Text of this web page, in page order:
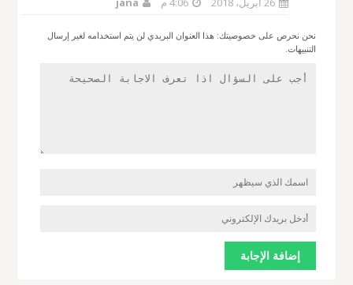
نحن نحرص على خصوصيتك: هذا العنوان البريدي لن يتم استخدامه لغير إرسال
التنبيهات.